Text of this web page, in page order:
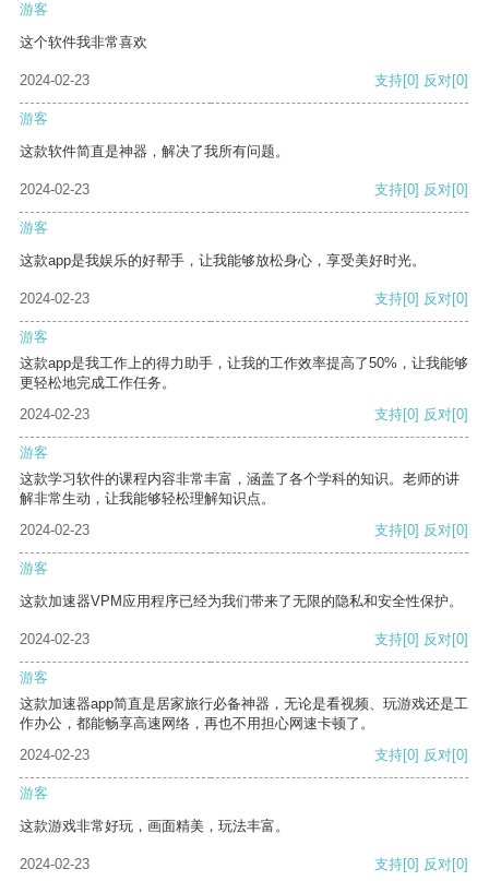
游客
这个软件我非常喜欢
2024-02-23 支持[0] 反对[0]
游客
这款软件简直是神器，解决了我所有问题。
2024-02-23 支持[0] 反对[0]
游客
这款app是我娱乐的好帮手，让我能够放松身心，享受美好时光。
2024-02-23 支持[0] 反对[0]
游客
这款app是我工作上的得力助手，让我的工作效率提高了50%，让我能够
更轻松地完成工作任务。
2024-02-23
支持[0] 反对[0]
游客
这款学习软件的课程内容非常丰富，涵盖了各个学科的知识。老师的讲
解非常生动，让我能够轻松理解知识点。
2024-02-23
支持[0] 反对[0]
游客
这款加速器VPM应用程序已经为我们带来了无限的隐私和安全性保护。
2024-02-23 支持[0] 反对[0]
游客
这款加速器app简直是居家旅行必备神器，无论是看视频、玩游戏还是工
作办公，都能畅享高速网络，再也不用担心网速卡顿了。
2024-02-23
支持[0] 反对[0]
游客
这款游戏非常好玩，画面精美，玩法丰富。
2024-02-23 支持[0] 反对[0]